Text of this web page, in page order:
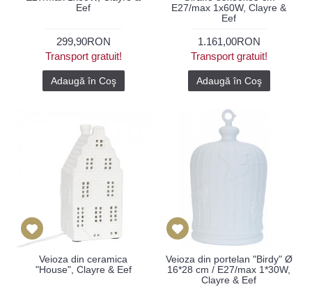
Eef
299,90RON
Transport gratuit!
Adaugă în Coş
E27/max 1x60W, Clayre &
Eef
1.161,00RON
Transport gratuit!
Adaugă în Coş
Veioza din ceramica
"House", Clayre & Eef
Veioza din portelan "Birdy" Ø
16*28 cm / E27/max 1*30W,
Clayre & Eef